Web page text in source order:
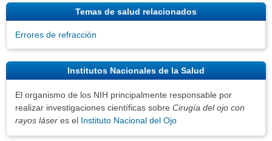
Temas de salud relacionados
Errores de refracción
Institutos Nacionales de la Salud
El organismo de los NIH principalmente responsable por
realizar investigaciones científicas sobre Cirugía del ojo con
rayos láser es el Instituto Nacional del Ojo